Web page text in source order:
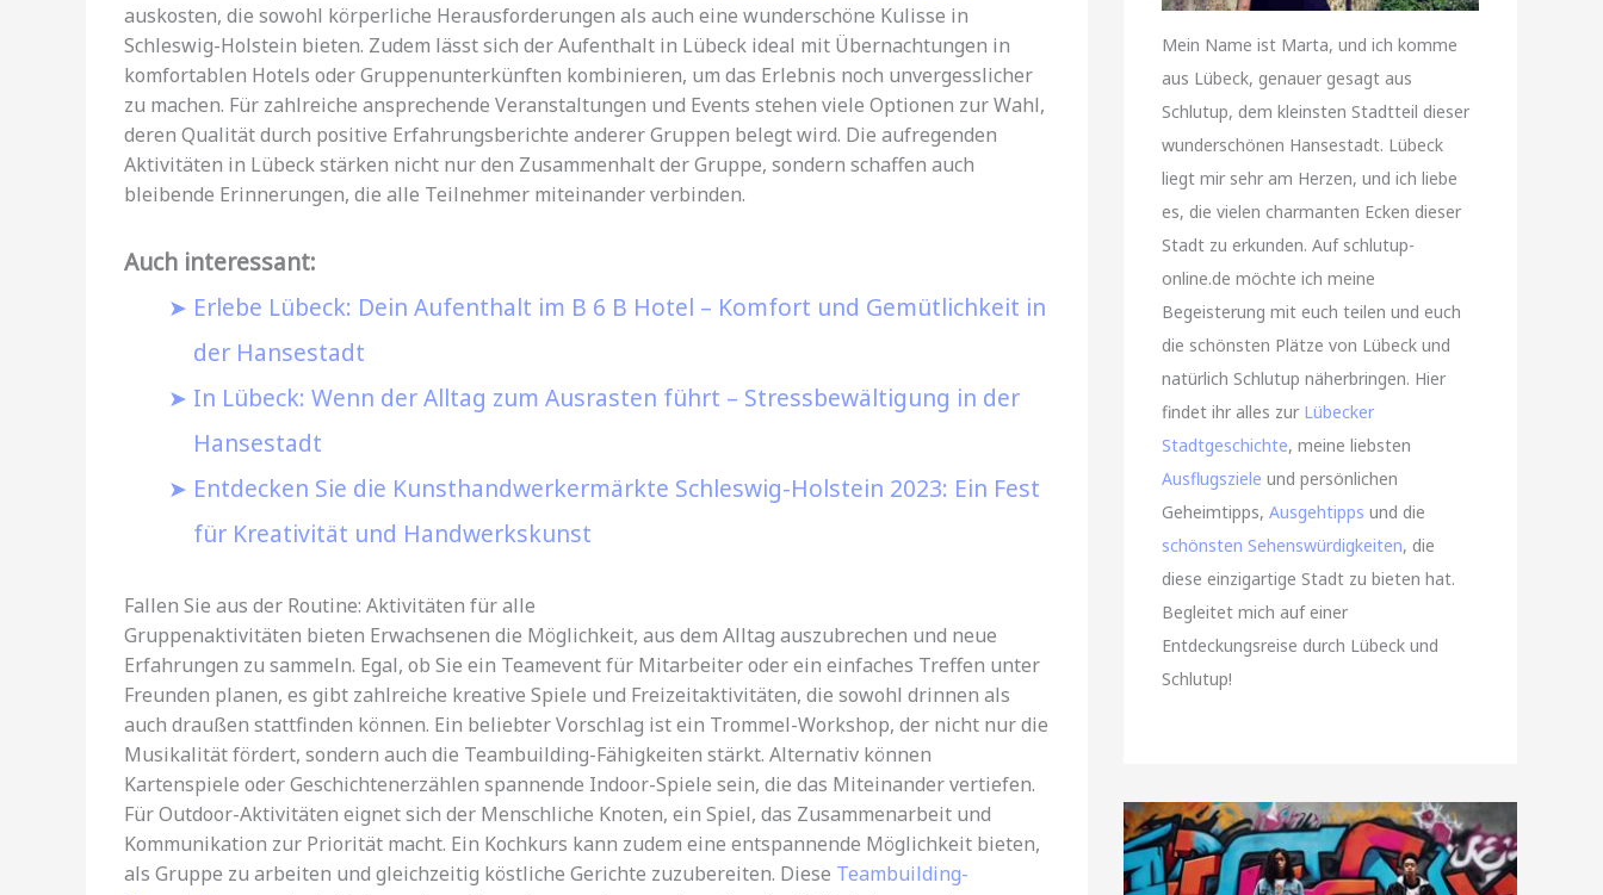
auskosten, die sowohl körperliche Herausforderungen als auch eine wunderschöne Kulisse in
Schleswig-Holstein bieten. Zudem lässt sich der Aufenthalt in Lübeck ideal mit Übernachtungen in
komfortablen Hotels oder Gruppenunterkünften kombinieren, um das Erlebnis noch unvergesslicher
zu machen. Für zahlreiche ansprechende Veranstaltungen und Events stehen viele Optionen zur Wahl,
deren Qualität durch positive Erfahrungsberichte anderer Gruppen belegt wird. Die aufregenden
Aktivitäten in Lübeck stärken nicht nur den Zusammenhalt der Gruppe, sondern schaffen auch
bleibende Erinnerungen, die alle Teilnehmer miteinander verbinden.
Auch interessant:
Erlebe Lübeck: Dein Aufenthalt im B 6 B Hotel – Komfort und Gemütlichkeit in
der Hansestadt
In Lübeck: Wenn der Alltag zum Ausrasten führt – Stressbewältigung in der
Hansestadt
Entdecken Sie die Kunsthandwerkermärkte Schleswig-Holstein 2023: Ein Fest
für Kreativität und Handwerkskunst
Fallen Sie aus der Routine: Aktivitäten für alle
Gruppenaktivitäten bieten Erwachsenen die Möglichkeit, aus dem Alltag auszubrechen und neue
Erfahrungen zu sammeln. Egal, ob Sie ein Teamevent für Mitarbeiter oder ein einfaches Treffen unter
Freunden planen, es gibt zahlreiche kreative Spiele und Freizeitaktivitäten, die sowohl drinnen als
auch draußen stattfinden können. Ein beliebter Vorschlag ist ein Trommel-Workshop, der nicht nur die
Musikalität fördert, sondern auch die Teambuilding-Fähigkeiten stärkt. Alternativ können
Kartenspiele oder Geschichtenerzählen spannende Indoor-Spiele sein, die das Miteinander vertiefen.
Für Outdoor-Aktivitäten eignet sich der Menschliche Knoten, ein Spiel, das Zusammenarbeit und
Kommunikation zur Priorität macht. Ein Kochkurs kann zudem eine entspannende Möglichkeit bieten,
als Gruppe zu arbeiten und gleichzeitig köstliche Gerichte zuzubereiten. Diese Teambuilding-
Mein Name ist Marta, und ich komme
aus Lübeck, genauer gesagt aus
Schlutup, dem kleinsten Stadtteil dieser
wunderschönen Hansestadt. Lübeck
liegt mir sehr am Herzen, und ich liebe
es, die vielen charmanten Ecken dieser
Stadt zu erkunden. Auf schlutup-
online.de möchte ich meine
Begeisterung mit euch teilen und euch
die schönsten Plätze von Lübeck und
natürlich Schlutup näherbringen. Hier
findet ihr alles zur Lübecker
Stadtgeschichte, meine liebsten
Ausflugsziele und persönlichen
Geheimtipps, Ausgehtipps und die
schönsten Sehenswürdigkeiten, die
diese einzigartige Stadt zu bieten hat.
Begleitet mich auf einer
Entdeckungsreise durch Lübeck und
Schlutup!